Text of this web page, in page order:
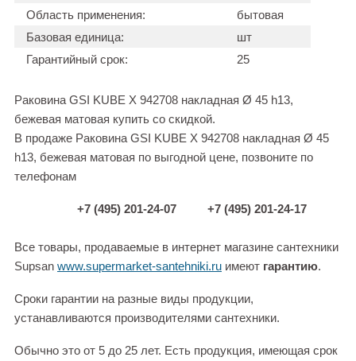
Область применения:
бытовая
Базовая единица:
шт
Гарантийный срок:
25
Раковина GSI KUBE X 942708 накладная Ø 45 h13,
бежевая матовая купить со скидкой.
В продаже Раковина GSI KUBE X 942708 накладная Ø 45
h13, бежевая матовая по выгодной цене, позвоните по
телефонам
+7 (495) 201-24-07 +7 (495) 201-24-17
Все товары, продаваемые в интернет магазине сантехники
Supsan www.supermarket-santehniki.ru имеют гарантию.
Сроки гарантии на разные виды продукции,
устанавливаются производителями сантехники.
Обычно это от 5 до 25 лет. Есть продукция, имеющая срок